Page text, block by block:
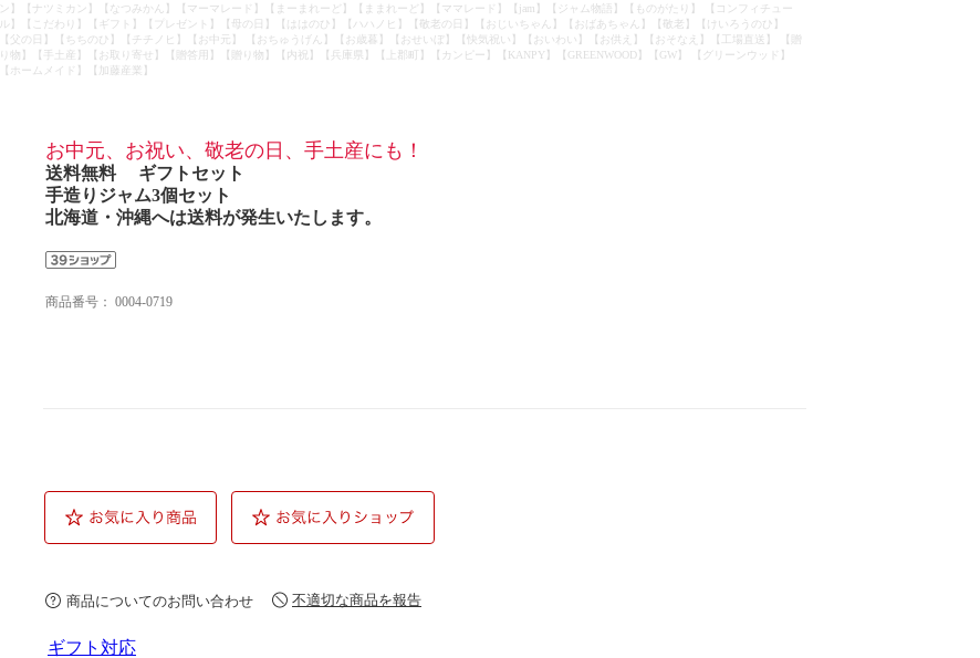
ン】【ナツミカン】【なつみかん】【マーマレード】【まーまれーど】【ままれーど】【ママレード】【jam】【ジャム物語】【ものがたり】 【コンフィチュー
ル】【こだわり】【ギフト】【プレゼント】【母の日】【ははのひ】【ハハノヒ】【敬老の日】【おじいちゃん】【おばあちゃん】【敬老】【けいろうのひ】
【父の日】【ちちのひ】【チチノヒ】【お中元】 【おちゅうげん】【お歳暮】【おせいぼ】【快気祝い】【おいわい】【お供え】【おそなえ】【工場直送】 【贈
り物】【手土産】【お取り寄せ】【贈答用】【贈り物】【内祝】【兵庫県】【上郡町】【カンピー】【KANPY】【GREENWOOD】【GW】 【グリーンウッド】
【ホームメイド】【加藤産業】
お中元、お祝い、敬老の日、手土産にも！
送料無料 ギフトセット
手造りジャム3個セット
北海道・沖縄へは送料が発生いたします。
商品番号： 0004-0719
商品についてのお問い合わせ 不適切な商品を報告
ギフト対応